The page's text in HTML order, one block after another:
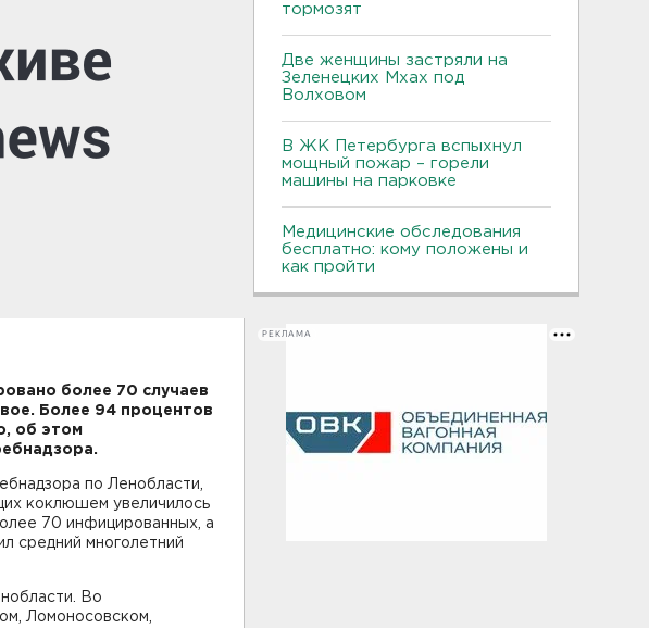
более 70 случаев
Более 94 процентов
об этом
по Ленобласти,
коклюшем увеличилось
70 инфицированных, а
средний многолетний
Во
Ломоносовском,
тормозят
Две женщины застряли на
Зеленецких Мхах под
Волховом
В ЖК Петербурга вспыхнул
мощный пожар – горели
машины на парковке
Медицинские обследования
бесплатно: кому положены и
как пройти
РЕКЛАМА